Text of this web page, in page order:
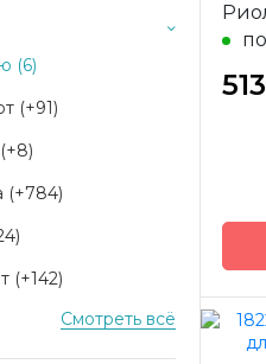
(6)
(+91)
(+784)
(+142)
(+666)Смотреть всё
513